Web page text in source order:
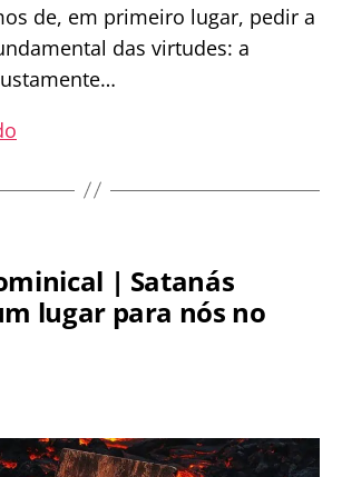
de, em primeiro lugar, pedir a
das virtudes: a
|
passo
no
| Satanás
lugar para nós no